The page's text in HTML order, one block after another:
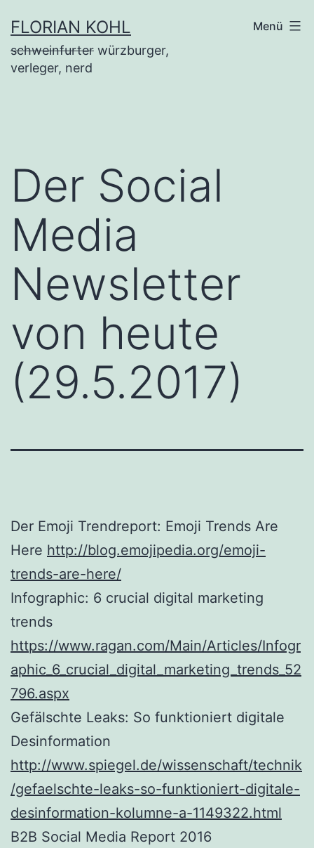
Inhalt
springen
FLORIAN KOHL
schweinfurter würzburger,
verleger, nerd
Menü
Der Social
Media
Newsletter
von heute
(29.5.2017)
Der Emoji Trendreport: Emoji Trends Are
Here http://blog.emojipedia.org/emoji-
trends-are-here/
Infographic: 6 crucial digital marketing
trends
https://www.ragan.com/Main/Articles/Infogr
aphic_6_crucial_digital_marketing_trends_52
796.aspx
Gefälschte Leaks: So funktioniert digitale
Desinformation
http://www.spiegel.de/wissenschaft/technik
/gefaelschte-leaks-so-funktioniert-digitale-
desinformation-kolumne-a-1149322.html
B2B Social Media Report 2016